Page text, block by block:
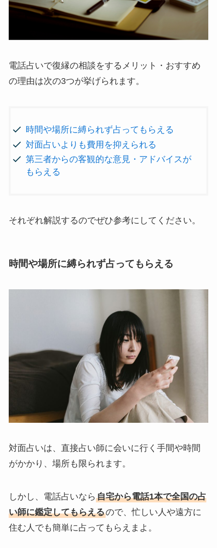
電話占いで復縁の相談をするメリット・おすすめ
の理由は次の3つが挙げられます。
時間や場所に縛られず占ってもらえる
対面占いよりも費用を抑えられる
第三者からの客観的な意見・アドバイスが
もらえる
それぞれ解説するのでぜひ参考にしてください。
時間や場所に縛られず占ってもらえる
対面占いは、直接占い師に会いに行く手間や時間
がかかり、場所も限られます。
しかし、電話占いなら 自宅から電話1本で全国の占
い師に鑑定してもらえるので、忙しい人や遠方に
住む人でも簡単に占ってもらえまよ。